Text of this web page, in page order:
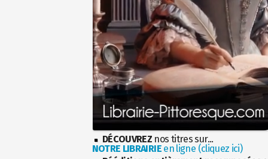
DÉCOUVREZ nos titres sur...
NOTRE LIBRAIRIEen ligne (cliquez ici)